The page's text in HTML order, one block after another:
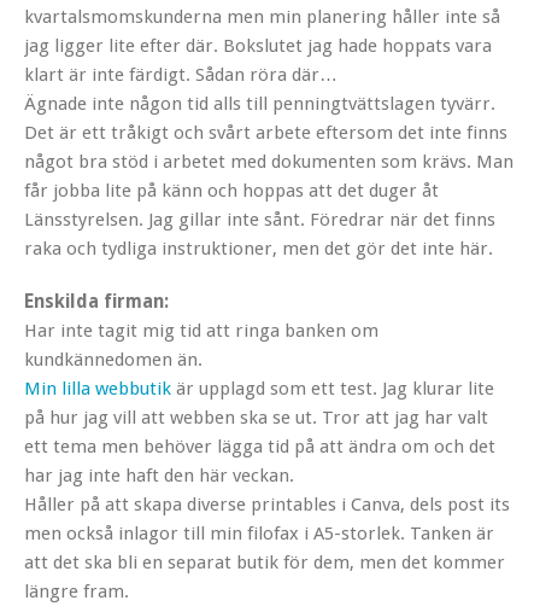
kvartalsmomskunderna men min planering håller inte så
jag ligger lite efter där. Bokslutet jag hade hoppats vara
klart är inte färdigt. Sådan röra där…
Ägnade inte någon tid alls till penningtvättslagen tyvärr.
Det är ett tråkigt och svårt arbete eftersom det inte finns
något bra stöd i arbetet med dokumenten som krävs. Man
får jobba lite på känn och hoppas att det duger åt
Länsstyrelsen. Jag gillar inte sånt. Föredrar när det finns
raka och tydliga instruktioner, men det gör det inte här.
Enskilda firman:
Har inte tagit mig tid att ringa banken om
kundkännedomen än.
Min lilla webbutik är upplagd som ett test. Jag klurar lite
på hur jag vill att webben ska se ut. Tror att jag har valt
ett tema men behöver lägga tid på att ändra om och det
har jag inte haft den här veckan.
Håller på att skapa diverse printables i Canva, dels post its
men också inlagor till min filofax i A5-storlek. Tanken är
att det ska bli en separat butik för dem, men det kommer
längre fram.